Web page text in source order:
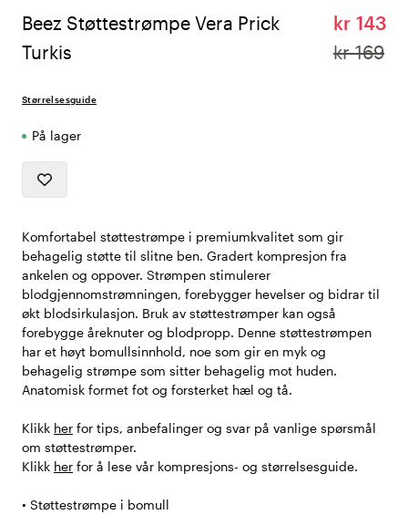
Beez Støttestrømpe Vera Prick
Turkis
kr 143
kr 169
Størrelsesguide
På lager
Komfortabel støttestrømpe i premiumkvalitet som gir
behagelig støtte til slitne ben. Gradert kompresjon fra
ankelen og oppover. Strømpen stimulerer
blodgjennomstrømningen, forebygger hevelser og bidrar til
økt blodsirkulasjon. Bruk av støttestrømper kan også
forebygge åreknuter og blodpropp. Denne støttestrømpen
har et høyt bomullsinnhold, noe som gir en myk og
behagelig strømpe som sitter behagelig mot huden.
Anatomisk formet fot og forsterket hæl og tå.
Klikk her for tips, anbefalinger og svar på vanlige spørsmål
om støttestrømper.
Klikk her for å lese vår kompresjons- og størrelsesguide.
• Støttestrømpe i bomull